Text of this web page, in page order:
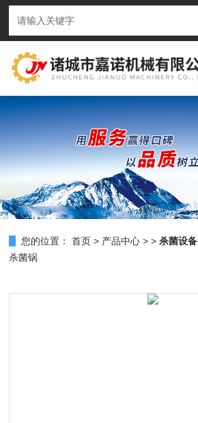
您的位置： 首页 > 产品中心 > >杀菌设备
杀菌锅